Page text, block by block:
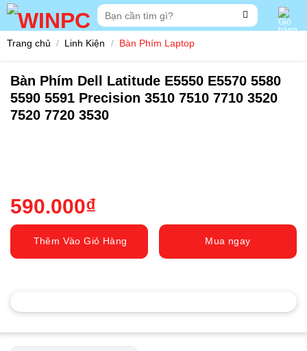
Skip
Tìm
kiếm:
Trang chủ / Linh Kiện / Bàn Phím Laptop
Bàn Phím Dell Latitude E5550 E5570 5580
5590 5591 Precision 3510 7510 7710 3520
7520 7720 3530
590.000₫
Thêm Vào Giỏ Hàng Mua ngay